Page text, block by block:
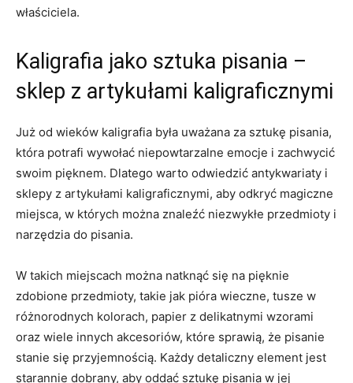
właściciela.
Kaligrafia jako ⁢sztuka pisania –
sklep z ⁣artykułami kaligraficznymi
Już od wieków kaligrafia była uważana ‌za sztukę pisania,
która potrafi wywołać niepowtarzalne emocje i ⁣zachwycić
swoim pięknem. Dlatego ‌warto odwiedzić antykwariaty i
sklepy z artykułami kaligraficznymi, ​aby odkryć⁤ magiczne‌
miejsca, w których można znaleźć ⁢niezwykłe​ przedmioty ‌i
narzędzia do pisania.
W takich ​miejscach można natknąć się ⁢na pięknie
zdobione przedmioty, ⁢takie jak pióra wieczne, ⁤tusze w
różnorodnych kolorach, papier​ z delikatnymi wzorami
oraz wiele innych ⁣akcesoriów, które‌ sprawią, że pisanie
stanie się przyjemnością. Każdy detaliczny element​ jest
starannie ⁢dobrany, aby‍ oddać sztukę pisania w jej